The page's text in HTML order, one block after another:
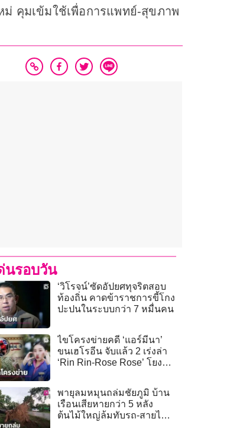
ม่ คุมเข้มใช้เพื่อการแพทย์-สุขภาพ
นรอบวัน
‘วิโรจน์’ซัดอัปยศทุจริตสอบ
ท้องถิ่น คาดข้าราชการขี้โกง
ปะปนในระบบกว่า 7 หมื่นคน
ไขโครงข่ายคดี ‘แอร์มีนา’
ขนเฮโรอีน จับแล้ว 2 เร่งล่า
‘Rin Rin-Rose Rose’ โยงบิ๊ก
พายุลมหมุนถล่มชัยภูมิ บ้าน
เรือนเสียหายกว่า 5 หลัง
ต้นไม้ใหญ่ล้มทับรถ-สายไฟ